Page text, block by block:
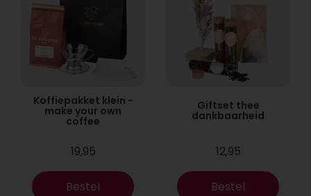
Koffiepakket klein -
make your own
coffee
19,95
Bestel
Giftset thee
dankbaarheid
12,95
Bestel